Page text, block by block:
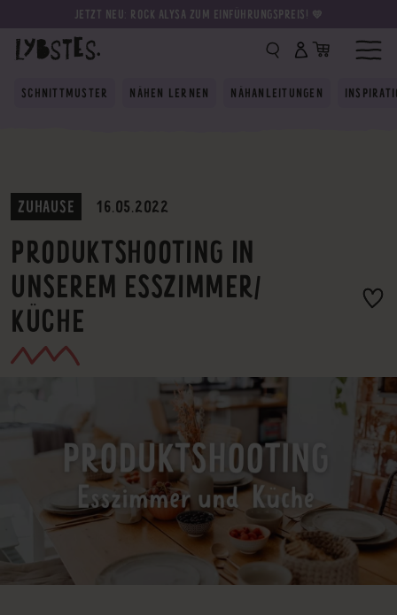
JETZT NEU: ROCK ALYSA ZUM EINFÜHRUNGSPREIS! 💛
SCHNITTMUSTER NÄHEN LERNEN NÄHANLEITUNGEN
ZUHAUSE 16.05.2022
PRODUKTSHOOTING IN
UNSEREM ESSZIMMER/
KÜCHE